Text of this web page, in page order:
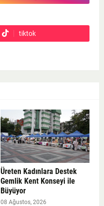
tiktok
Üreten Kadınlara Destek
Gemlik Kent Konseyi ile
Büyüyor
08 Ağustos, 2026